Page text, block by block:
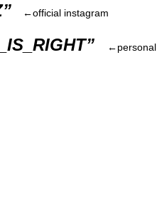
←official instagram
←personal